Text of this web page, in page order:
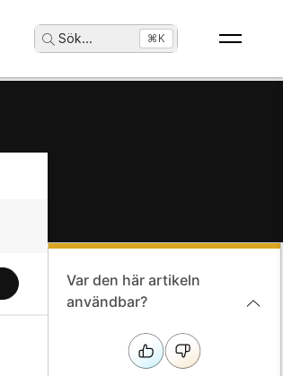
Sök... ⌘K
Var den här artikeln
användbar?